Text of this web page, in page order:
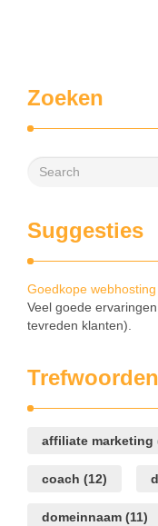
Zoeken
Suggesties
Goedkope
Veel goede
tevreden klanten).
Trefwoorden
affiliate marketing
coach (12)
domeinnaam (11)